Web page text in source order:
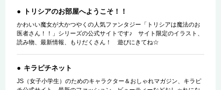
トリシアのお部屋へようこそ！！
かわいい魔女が大かつやくの人気ファンタジー「トリシアは魔法のお
医者さん！！」シリーズの公式サイトです♪ サイト限定のイラスト、
読み物、最新情報、もりだくさん！ 遊びにきてね☆
キラピチネット
JS（女子小学生）のためのキャラクター＆おしゃれマガジン、キラピ